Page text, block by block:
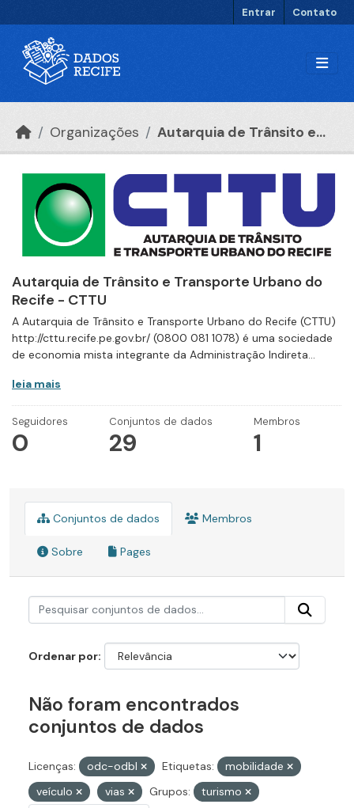
Entrar Contato
Organizações Autarquia de Trânsito e...
Autarquia de Trânsito e Transporte Urbano do
Recife - CTTU
A Autarquia de Trânsito e Transporte Urbano do Recife (CTTU)
http://cttu.recife.pe.gov.br/ (0800 081 1078) é uma sociedade
de economia mista integrante da Administração Indireta...
leia mais
Seguidores
0
Conjuntos de dados
29
Membros
1
Conjuntos de dados Membros
Sobre Pages
Ordenar por
Não foram encontrados
conjuntos de dados
Licenças: odc-odbl Etiquetas:
mobilidade
veículo
vias Grupos:
turismo